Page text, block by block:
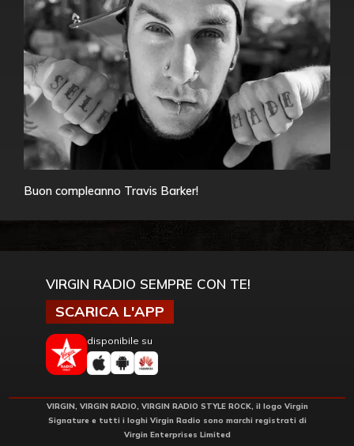
Buon compleanno Travis Barker!
VIRGIN RADIO SEMPRE CON TE!
SCARICA L'APP
disponibile su
VIRGIN, VIRGIN RADIO, VIRGIN RADIO STYLE ROCK, il logo Virgin
Signature e tutti i loghi Virgin Radio sono marchi registrati di
Virgin Enterprises Limited